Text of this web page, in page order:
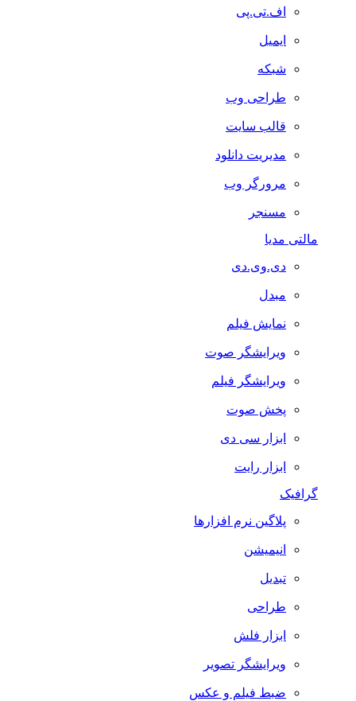
اف.تی.پی
ایمیل
شبکه
طراحی وب
قالب سایت
مدیریت دانلود
مرورگر وب
مسنجر
مالتی مدیا
دی.وی.دی
مبدل
نمایش فیلم
ویرایشگر صوت
ویرایشگر فیلم
پخش صوت
ابزار سی دی
ابزار رایت
گرافیک
پلاگین نرم افزارها
انیمیشن
تبدیل
طراحی
ابزار فلش
ویرایشگر تصویر
ضبط فيلم و عكس